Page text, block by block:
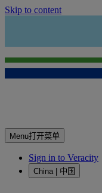
Skip to content
Menu打开菜单
Sign in to Veracity
China | 中国